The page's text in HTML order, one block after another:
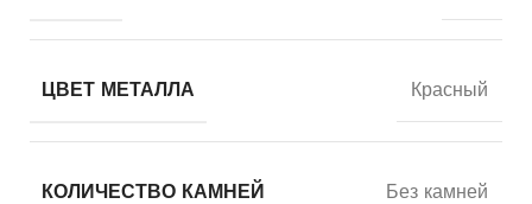
ЦВЕТ МЕТАЛЛА Красный
КОЛИЧЕСТВО КАМНЕЙ Без камней